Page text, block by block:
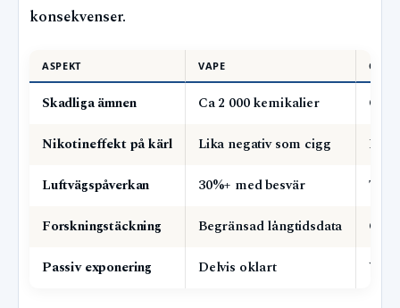
konsekvenser.
ASPEKT VAPE
Skadliga ämnen Ca 2 000 kemikalier
Nikotineffekt på kärl
Lika negativ som cigg
Luftvägspåverkan
30%+ med besvär
Forskningstäckning
Begränsad långtidsdata
Passiv exponering
Delvis oklart Väl